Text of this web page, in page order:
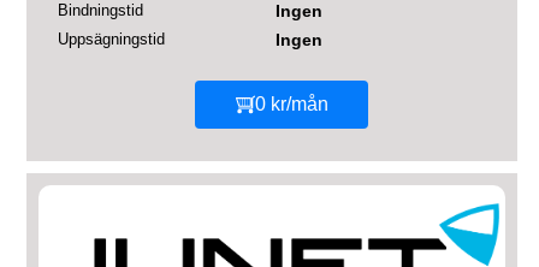
Bindningstid Ingen
Uppsägningstid Ingen
0 kr/mån